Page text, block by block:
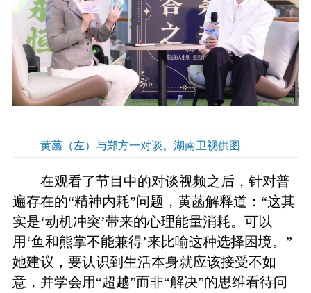
黄菡（左）与郑方一对谈。湖南卫视供图
在观看了节目中的对谈视频之后，针对普
遍存在的“精神内耗”问题，黄菡解释道：“这其
实是‘动机冲突’带来的心理能量消耗。可以
用‘鱼和熊掌不能兼得’来比喻这种选择困境。”
她建议，要认识到生活本身就应该接受不如
意，并学会用“超越”而非“解决”的思维看待问